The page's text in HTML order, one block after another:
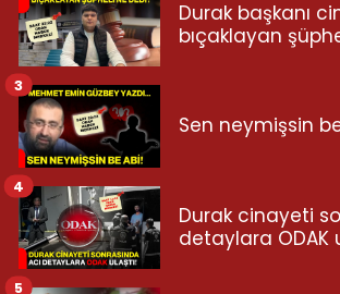
Durak başkanı
bıçaklayan
Sen neymişsin
3
Durak cinayeti
detaylara ODAK
4
5